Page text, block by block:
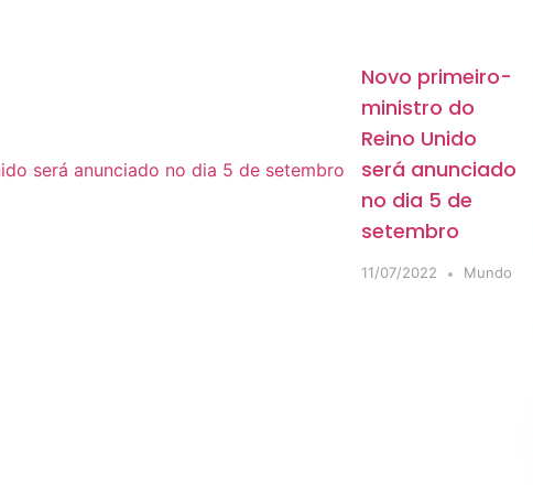
Novo primeiro-
ministro do
Reino Unido
será anunciado
no dia 5 de
setembro
11/07/2022 Mundo